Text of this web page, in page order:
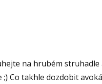
na hrubém
Co takhle dozdobit